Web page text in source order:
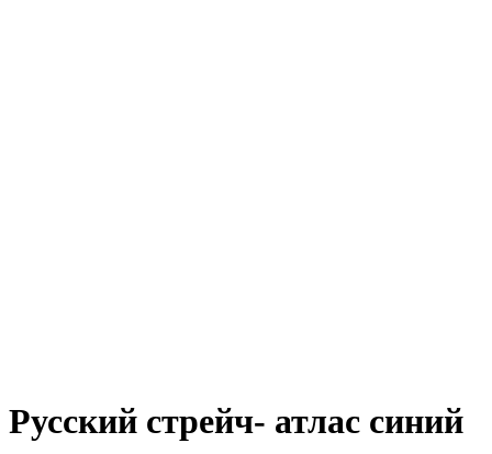
Русский стрейч- атлас синий